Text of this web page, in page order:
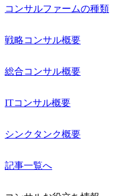
コンサルファームの種類
戦略コンサル概要
総合コンサル概要
ITコンサル概要
シンクタンク概要
記事一覧へ